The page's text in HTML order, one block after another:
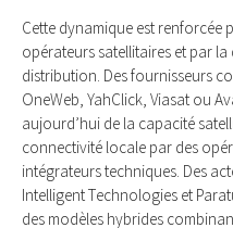
Cette dynamique est renforcée
opérateurs satellitaires et par
distribution. Des fournisseurs
OneWeb, YahClick, Viasat ou
aujourd’hui de la capacité
connectivité locale par des
intégrateurs techniques. Des
Intelligent Technologies et
des modèles hybrides